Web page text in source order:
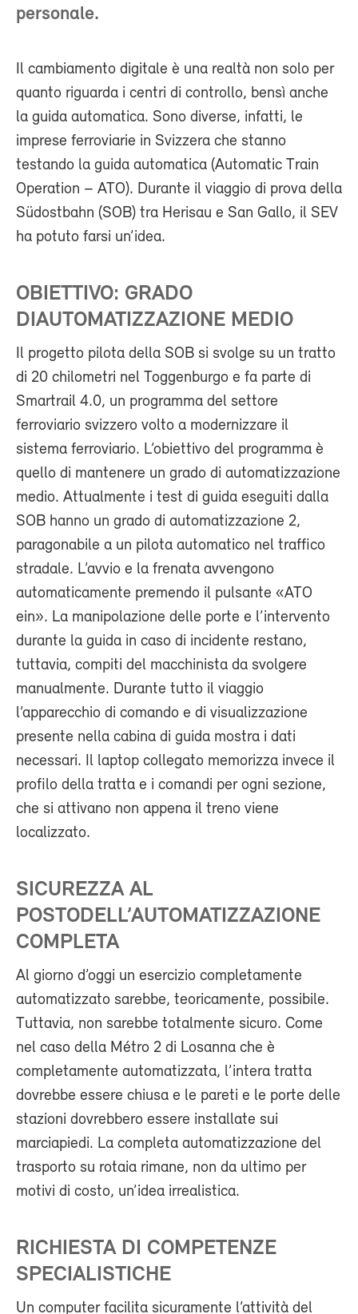
personale.
Il cambiamento digitale è una realtà non solo per
quanto riguarda i centri di controllo, bensì anche
la guida automatica. Sono diverse, infatti, le
imprese ferroviarie in Svizzera che stanno
testando la guida automatica (Automatic Train
Operation – ATO). Durante il viaggio di prova della
Südostbahn (SOB) tra Herisau e San Gallo, il SEV
ha potuto farsi un’idea.
OBIETTIVO: GRADO
DIAUTOMATIZZAZIONE MEDIO
Il progetto pilota della SOB si svolge su un tratto
di 20 chilometri nel Toggenburgo e fa parte di
Smartrail 4.0, un programma del settore
ferroviario svizzero volto a modernizzare il
sistema ferroviario. L’obiettivo del programma è
quello di mantenere un grado di automatizzazione
medio. Attualmente i test di guida eseguiti dalla
SOB hanno un grado di automatizzazione 2,
paragonabile a un pilota automatico nel traffico
stradale. L’avvio e la frenata avvengono
automaticamente premendo il pulsante «ATO
ein». La manipolazione delle porte e l’intervento
durante la guida in caso di incidente restano,
tuttavia, compiti del macchinista da svolgere
manualmente. Durante tutto il viaggio
l’apparecchio di comando e di visualizzazione
presente nella cabina di guida mostra i dati
necessari. Il laptop collegato memorizza invece il
profilo della tratta e i comandi per ogni sezione,
che si attivano non appena il treno viene
localizzato.
SICUREZZA AL
POSTODELL’AUTOMATIZZAZIONE
COMPLETA
Al giorno d’oggi un esercizio completamente
automatizzato sarebbe, teoricamente, possibile.
Tuttavia, non sarebbe totalmente sicuro. Come
nel caso della Métro 2 di Losanna che è
completamente automatizzata, l’intera tratta
dovrebbe essere chiusa e le pareti e le porte delle
stazioni dovrebbero essere installate sui
marciapiedi. La completa automatizzazione del
trasporto su rotaia rimane, non da ultimo per
motivi di costo, un’idea irrealistica.
RICHIESTA DI COMPETENZE
SPECIALISTICHE
Un computer facilita sicuramente l’attività del